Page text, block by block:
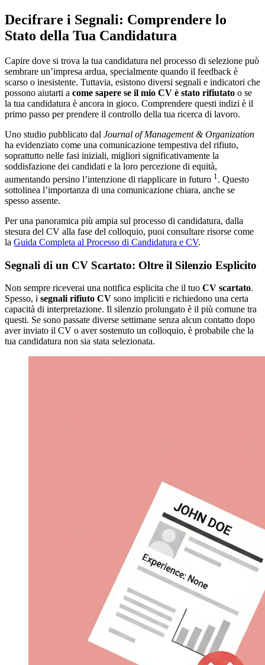
Decifrare i Segnali: Comprendere lo
Stato della Tua Candidatura
Capire dove si trova la tua candidatura nel processo di selezione può
sembrare un’impresa ardua, specialmente quando il feedback è
scarso o inesistente. Tuttavia, esistono diversi segnali e indicatori che
possono aiutarti a come sapere se il mio CV è stato rifiutato o se
la tua candidatura è ancora in gioco. Comprendere questi indizi è il
primo passo per prendere il controllo della tua ricerca di lavoro.
Uno studio pubblicato dal Journal of Management & Organization
ha evidenziato come una comunicazione tempestiva del rifiuto,
soprattutto nelle fasi iniziali, migliori significativamente la
soddisfazione dei candidati e la loro percezione di equità,
aumentando persino l’intenzione di riapplicare in futuro 1 . Questo
sottolinea l’importanza di una comunicazione chiara, anche se
spesso assente.
Per una panoramica più ampia sul processo di candidatura, dalla
stesura del CV alla fase del colloquio, puoi consultare risorse come
la Guida Completa al Processo di Candidatura e CV.
Segnali di un CV Scartato: Oltre il Silenzio Esplicito
Non sempre riceverai una notifica esplicita che il tuo CV scartato.
Spesso, i segnali rifiuto CV sono impliciti e richiedono una certa
capacità di interpretazione. Il silenzio prolungato è il più comune tra
questi. Se sono passate diverse settimane senza alcun contatto dopo
aver inviato il CV o aver sostenuto un colloquio, è probabile che la
tua candidatura non sia stata selezionata.